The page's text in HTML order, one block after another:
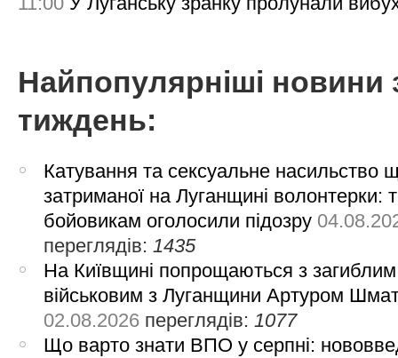
Найпопулярніші новини
тиждень:
Катування та сексуальне насильство
затриманої на Луганщині волонтерки:
бойовикам оголосили підозру
переглядів:1435
На Київщині попрощаються з загиблим
військовим з Луганщини Артуром
02.08.2026 переглядів:1077
Що варто знати ВПО у серпні: